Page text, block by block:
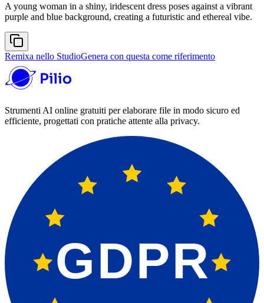
A young woman in a shiny, iridescent dress poses against a vibrant
purple and blue background, creating a futuristic and ethereal vibe.
Remixa nello StudioGenera con questa come riferimento
Strumenti AI online gratuiti per elaborare file in modo sicuro ed
efficiente, progettati con pratiche attente alla privacy.
GDPR